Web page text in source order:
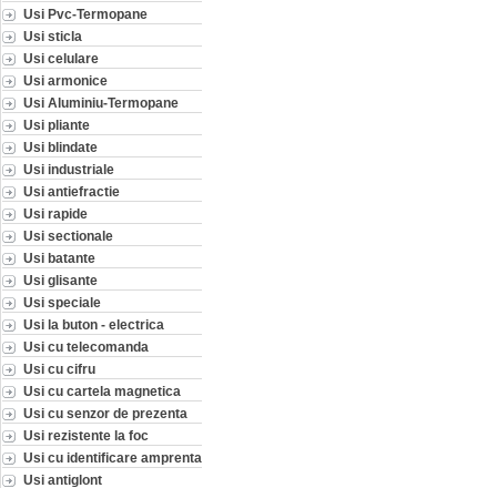
Usi Pvc-Termopane
Usi sticla
Usi celulare
Usi armonice
Usi Aluminiu-Termopane
Usi pliante
Usi blindate
Usi industriale
Usi antiefractie
Usi rapide
Usi sectionale
Usi batante
Usi glisante
Usi speciale
Usi la buton - electrica
Usi cu telecomanda
Usi cu cifru
Usi cu cartela magnetica
Usi cu senzor de prezenta
Usi rezistente la foc
Usi cu identificare amprenta
Usi antiglont